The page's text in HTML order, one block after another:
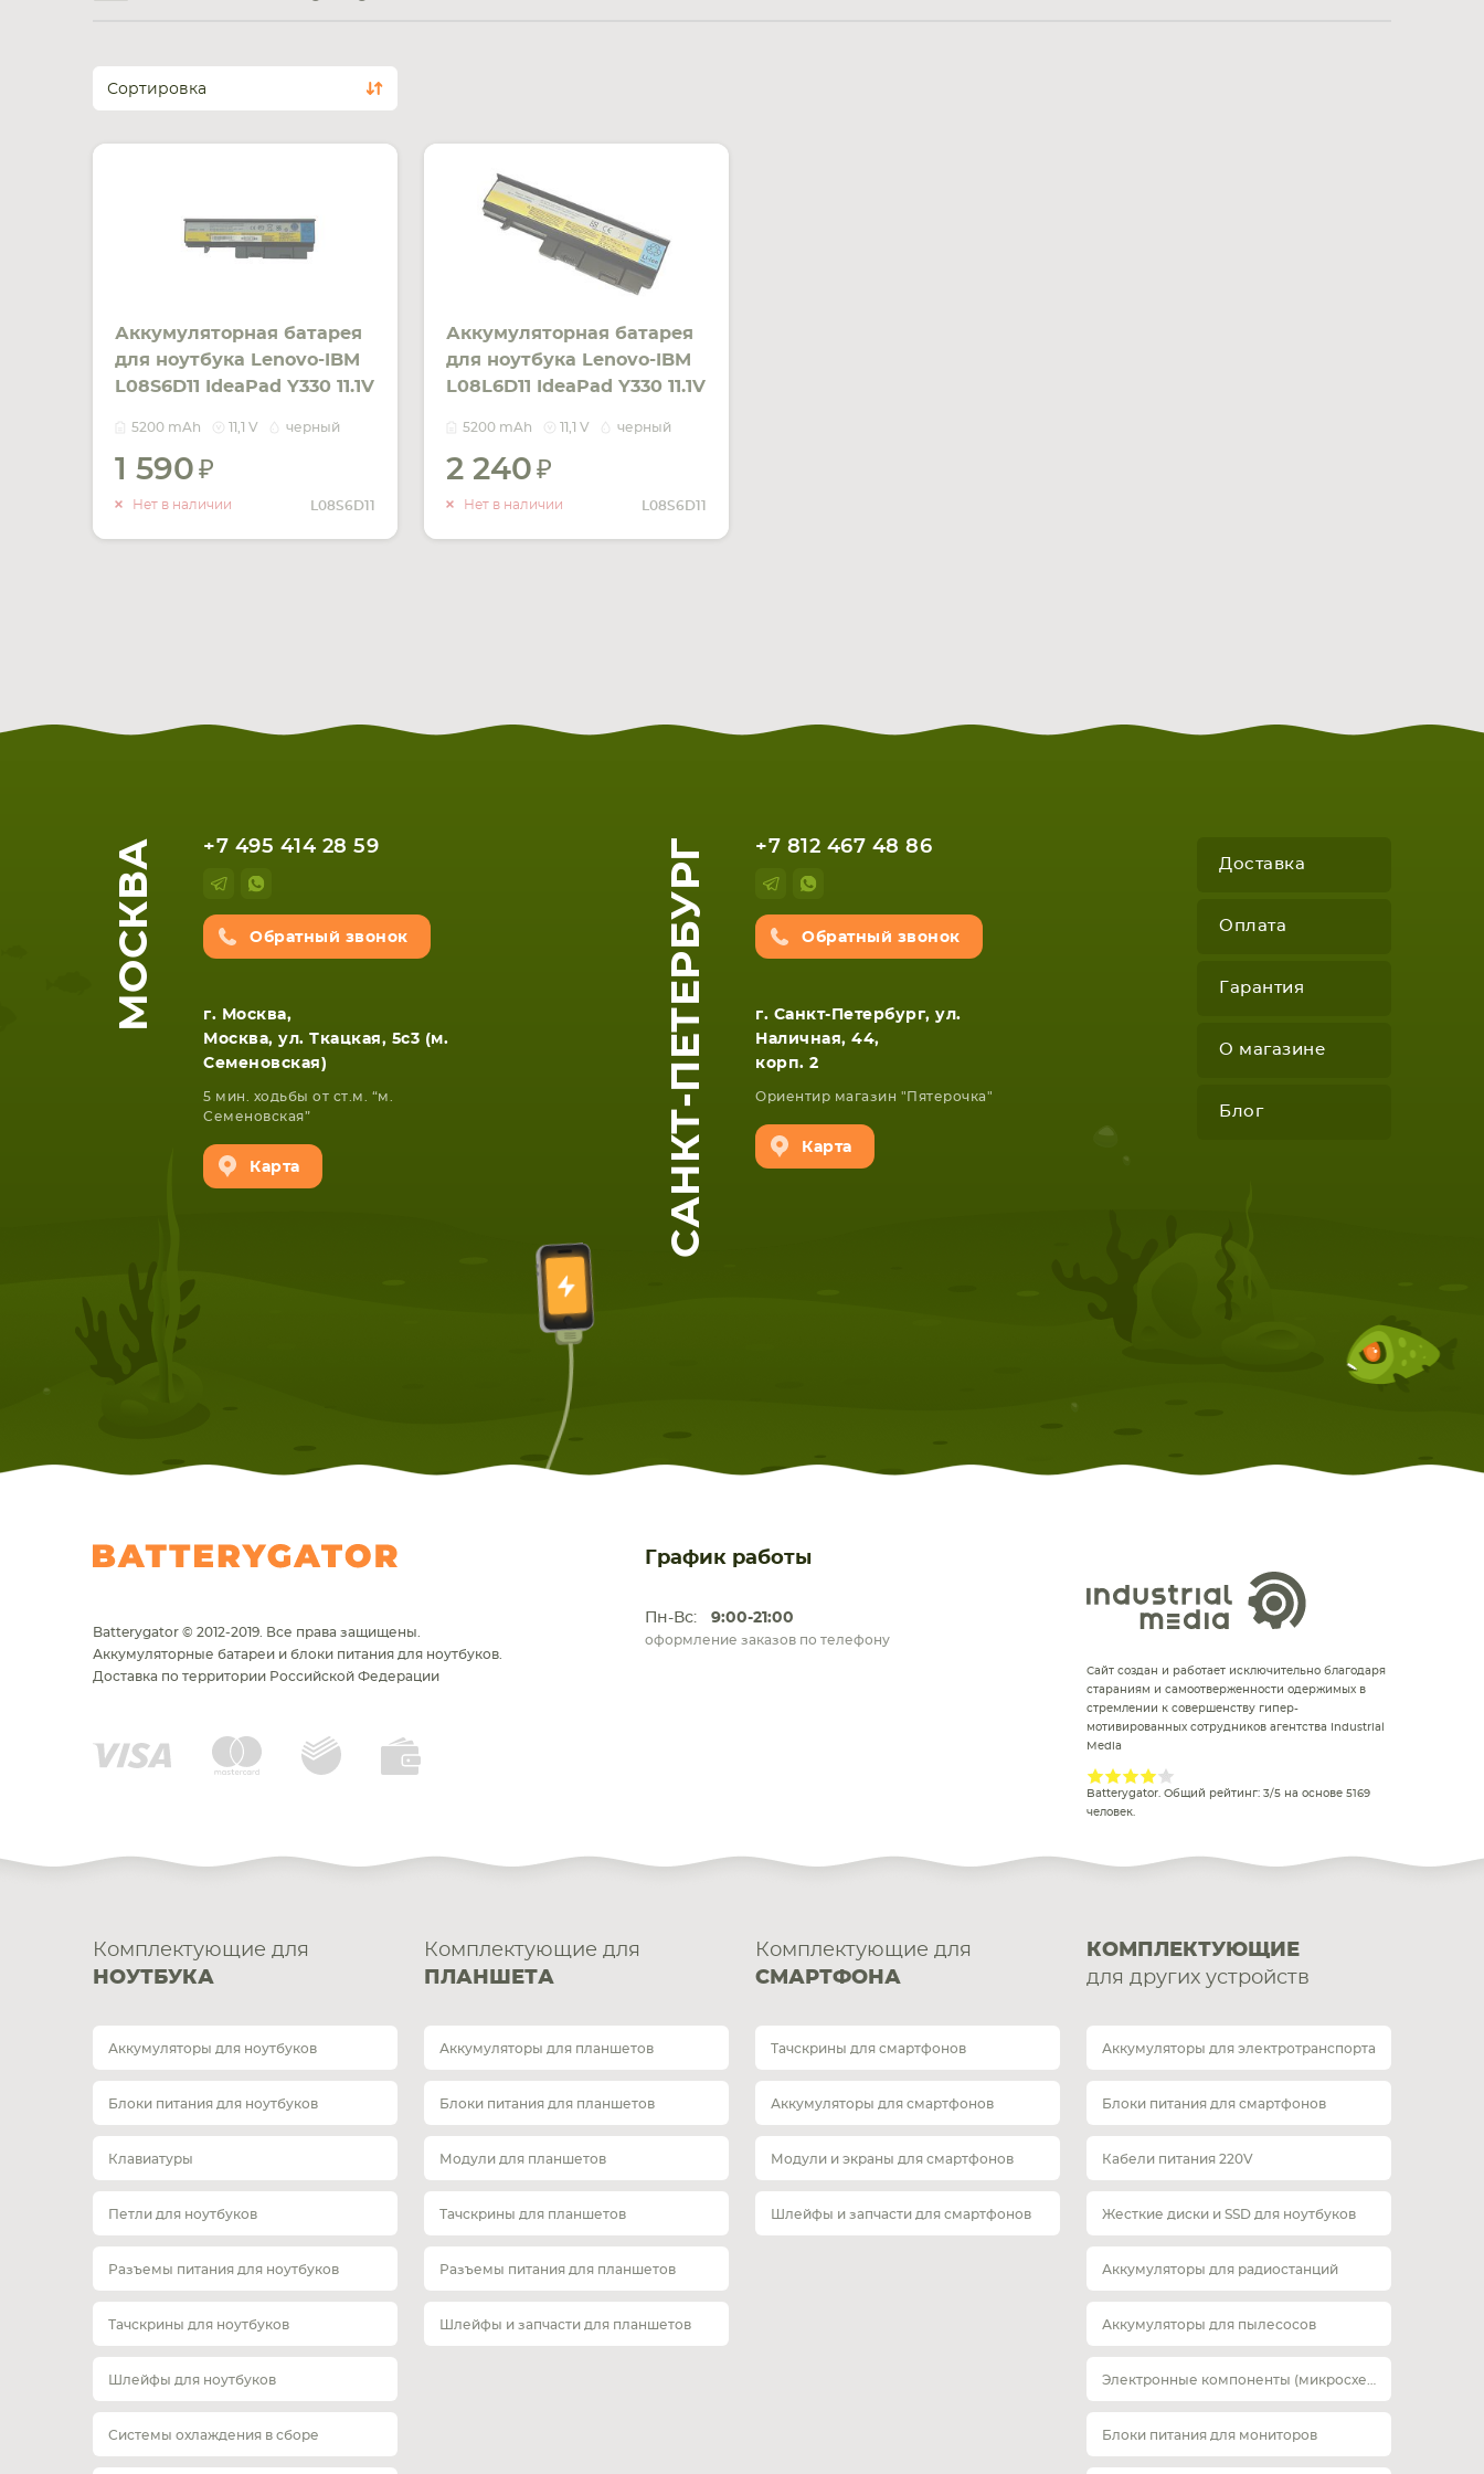
Сортировка
Аккумуляторная батарея
для ноутбука Lenovo-IBM
L08S6D11 IdeaPad Y330 11.1V
5200 mAh 11,1 V черный
1 590
Нет в наличии L08S6D11
О НАЛИЧИИ
Аккумуляторная батарея
для ноутбука Lenovo-IBM
L08L6D11 IdeaPad Y330 11.1V
5200 mAh 11,1 V черный
2 240
Нет в наличии L08S6D11
О НАЛИЧИИ
МОСКВА +7 495 414 28 59
Обратный звонок
г. Москва,
Москва, ул. Ткацкая, 5с3 (м.
Семеновская)
5 мин. ходьбы от ст.м. “м.
Семеновская”
Карта САНКТ-ПЕТЕРБУРГ +7 812 467 48 86
Обратный звонок
г. Санкт-Петербург, ул.
Наличная, 44,
корп. 2
Ориентир магазин "Пятерочка"
Карта
Доставка
Оплата
Гарантия
О магазине
Блог
График работы
Пн-Вс: 9:00-21:00
оформление заказов по телефону
Batterygator © 2012-2019. Все права защищены.
Аккумуляторные батареи и блоки питания для ноутбуков.
Доставка по территории Российской Федерации
Сайт создан и работает исключительно благодаря
стараниям и самоотверженности одержимых в
стремлении к совершенству гипер-
мотивированных сотрудников агентства Industrial
Media
Batterygator. Общий рейтинг: 3/5 на основе 5169
человек.
Комплектующие для
НОУТБУКА
Аккумуляторы для ноутбуков
Блоки питания для ноутбуков
Клавиатуры
Петли для ноутбуков
Разъемы питания для ноутбуков
Тачскрины для ноутбуков
Шлейфы для ноутбуков
Системы охлаждения в сборе
Комплектующие для
ПЛАНШЕТА
Аккумуляторы для планшетов
Блоки питания для планшетов
Модули для планшетов
Тачскрины для планшетов
Разъемы питания для планшетов
Шлейфы и запчасти для планшетов
Комплектующие для
СМАРТФОНА
Тачскрины для смартфонов
Аккумуляторы для смартфонов
Модули и экраны для смартфонов
Шлейфы и запчасти для смартфонов
КОМПЛЕКТУЮЩИЕ
для других устройств
Аккумуляторы для электротранспорта
Блоки питания для смартфонов
Кабели питания 220V
Жесткие диски и SSD для ноутбуков
Аккумуляторы для радиостанций
Аккумуляторы для пылесосов
Блоки питания для мониторов